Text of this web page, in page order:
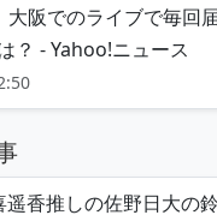
阪でのライブで毎回
？ - Yahoo!ニュース
遥香推しの佐野日大の